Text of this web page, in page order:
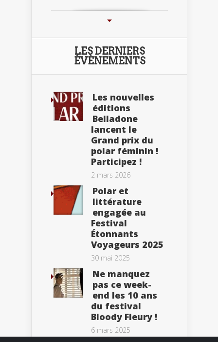
LES DERNIERS
ÉVÈNEMENTS
Les nouvelles
éditions
Belladone
lancent le
Grand prix du
polar féminin !
Participez !
2 mars 2026
Polar et
littérature
engagée au
Festival
Étonnants
Voyageurs 2025
30 mai 2025
Ne manquez
pas ce week-
end les 10 ans
du festival
Bloody Fleury !
6 mars 2025